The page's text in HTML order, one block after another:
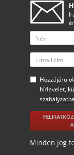
hírlevelet,
Minden jog